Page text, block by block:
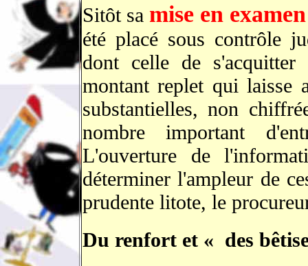
Sitôt samise en examen
été placé sous contrôle
dont celle de
montant replet qui laisse
substantielles, non
nombre important
L'ouverture de
déterminer l'ampleur de
prudente litote, le
Du renfort et « des